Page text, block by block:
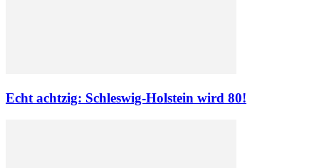
Echt achtzig: Schleswig-Holstein wird 80!